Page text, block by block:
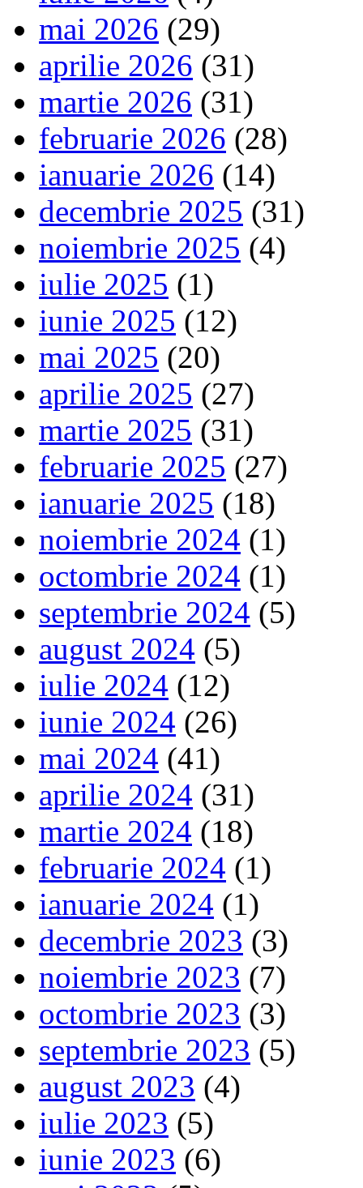
mai 2026 (29)
aprilie 2026 (31)
martie 2026 (31)
februarie 2026 (28)
ianuarie 2026 (14)
decembrie 2025 (31)
noiembrie 2025 (4)
iulie 2025 (1)
iunie 2025 (12)
mai 2025 (20)
aprilie 2025 (27)
martie 2025 (31)
februarie 2025 (27)
ianuarie 2025 (18)
noiembrie 2024 (1)
octombrie 2024 (1)
septembrie 2024 (5)
august 2024 (5)
iulie 2024 (12)
iunie 2024 (26)
mai 2024 (41)
aprilie 2024 (31)
martie 2024 (18)
februarie 2024 (1)
ianuarie 2024 (1)
decembrie 2023 (3)
noiembrie 2023 (7)
octombrie 2023 (3)
septembrie 2023 (5)
august 2023 (4)
iulie 2023 (5)
iunie 2023 (6)